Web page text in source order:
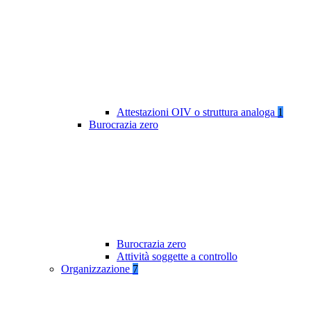
Attestazioni OIV o struttura analoga 1
Burocrazia zero
Burocrazia zero
Attività soggette a controllo
Organizzazione 7